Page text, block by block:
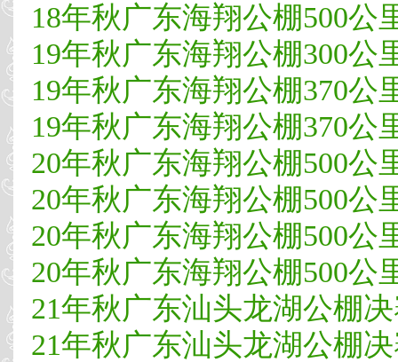
18年秋广东海翔公棚500公
19年秋广东海翔公棚300公
19年秋广东海翔公棚370公
19年秋广东海翔公棚370公
20年秋广东海翔公棚500公
20年秋广东海翔公棚500公
20年秋广东海翔公棚500公
20年秋广东海翔公棚500公
21年秋广东汕头龙湖公棚
21年秋广东汕头龙湖公棚